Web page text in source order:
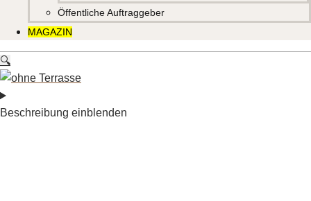
Öffentliche Auftraggeber
MAGAZIN
🔍
Beschreibung einblenden